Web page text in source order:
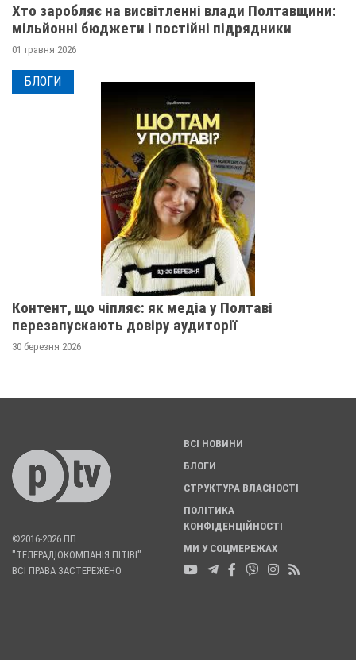
Хто заробляє на висвітленні влади Полтавщини:
мільйонні бюджети і постійні підрядники
01 травня 2026
БЛОГИ
Контент, що чіпляє: як медіа у Полтаві
перезапускають довіру аудиторії
30 березня 2026
©2016-2026 ПП
"ТЕЛЕРАДІОКОМПАНІЯ ПІТІВІ".
ВСІ ПРАВА ЗАСТЕРЕЖЕНО
ВСІ НОВИНИ
БЛОГИ
СТРУКТУРА ВЛАСНОСТІ
ПОЛІТИКА
КОНФІДЕНЦІЙНОСТІ
МИ У СОЦМЕРЕЖАХ